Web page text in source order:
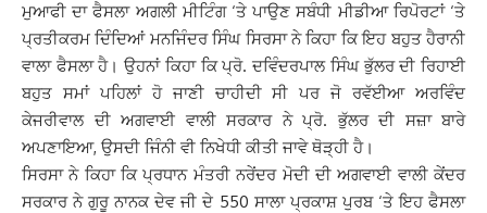
ਮੁਆਫੀ ਦਾ ਫੈਸਲਾ ਅਗਲੀ ਮੀਟਿੰਗ ‘ਤੇ ਪਾਉਣ ਸਬੰਧੀ ਮੀਡੀਆ ਰਿਪੋਰਟਾਂ ‘ਤੇ
ਪ੍ਰਤੀਕਰਮ ਦਿੰਦਿਆਂ ਮਨਜਿੰਦਰ ਸਿੰਘ ਸਿਰਸਾ ਨੇ ਕਿਹਾ ਕਿ ਇਹ ਬਹੁਤ ਹੈਰਾਨੀ
ਵਾਲਾ ਫੈਸਲਾ ਹੈ। ਉਹਨਾਂ ਕਿਹਾ ਕਿ ਪ੍ਰੋ. ਦਵਿੰਦਰਪਾਲ ਸਿੰਘ ਭੁੱਲਰ ਦੀ ਰਿਹਾਈ
ਬਹੁਤ ਸਮਾਂ ਪਹਿਲਾਂ ਹੋ ਜਾਣੀ ਚਾਹੀਦੀ ਸੀ ਪਰ ਜੋ ਰਵੱਈਆ ਅਰਵਿੰਦ
ਕੇਜਰੀਵਾਲ ਦੀ ਅਗਵਾਈ ਵਾਲੀ ਸਰਕਾਰ ਨੇ ਪ੍ਰੋ. ਭੁੱਲਰ ਦੀ ਸਜ਼ਾ ਬਾਰੇ
ਅਪਣਾਇਆ, ਉਸਦੀ ਜਿੰਨੀ ਵੀ ਨਿਖੇਧੀ ਕੀਤੀ ਜਾਵੇ ਥੋੜ੍ਹੀ ਹੈ।
ਸਿਰਸਾ ਨੇ ਕਿਹਾ ਕਿ ਪ੍ਰਧਾਨ ਮੰਤਰੀ ਨਰੇਂਦਰ ਮੋਦੀ ਦੀ ਅਗਵਾਈ ਵਾਲੀ ਕੇਂਦਰ
ਸਰਕਾਰ ਨੇ ਗੁਰੂ ਨਾਨਕ ਦੇਵ ਜੀ ਦੇ 550 ਸਾਲਾ ਪ੍ਰਕਾਸ਼ ਪੁਰਬ ‘ਤੇ ਇਹ ਫੈਸਲਾ